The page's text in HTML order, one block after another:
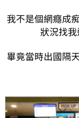
我不是個網癮成
狀況找
畢竟當時出國隔